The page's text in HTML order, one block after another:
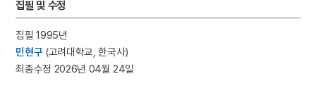
5 격음
6
7 여수·순천 10·19사건
집필 및 수정
집필 1995년
민현구 (고려대학교, 한국사)
최종수정 2026년 04월 24일